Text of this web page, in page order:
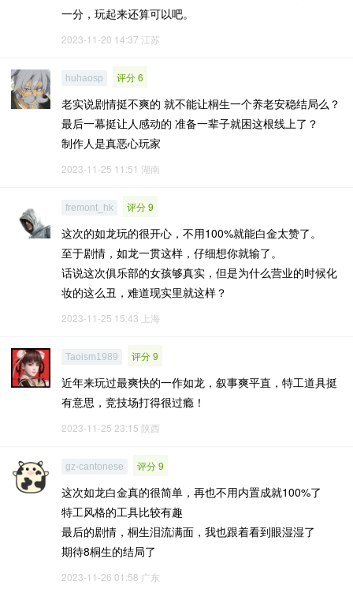
一分，玩起来还算可以吧。
2023-11-20 14:37 江苏
huhaosp 评分 6
老实说剧情挺不爽的 就不能让桐生一个养老安稳结局么？
最后一幕挺让人感动的 准备一辈子就困这根线上了？
制作人是真恶心玩家
2023-11-25 11:51 湖南
fremont_hk 评分 9
这次的如龙玩的很开心，不用100%就能白金太赞了。
至于剧情，如龙一贯这样，仔细想你就输了。
话说这次俱乐部的女孩够真实，但是为什么营业的时候化
妆的这么丑，难道现实里就这样？
2023-11-25 15:43 上海
Taoism1989 评分 9
近年来玩过最爽快的一作如龙，叙事爽平直，特工道具挺
有意思，竞技场打得很过瘾！
2023-11-25 23:15 陕西
gz-cantonese 评分 9
这次如龙白金真的很简单，再也不用内置成就100%了
特工风格的工具比较有趣
最后的剧情，桐生泪流满面，我也跟着看到眼湿湿了
期待8桐生的结局了
2023-11-26 01:58 广东